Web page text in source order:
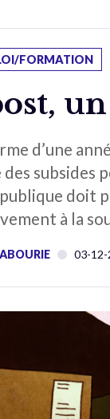
FORMATION
d’une
subsides
doit
à la
03-